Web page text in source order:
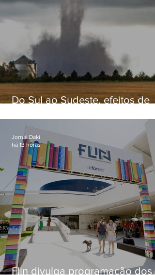
Do Sul ao Sudeste, efeitos de
apreensão na população
Flin divulga programação dos
Jornal Daki
há 13 horas